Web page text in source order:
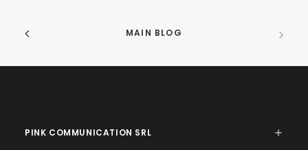
MAIN BLOG
PINK COMMUNICATION SRL